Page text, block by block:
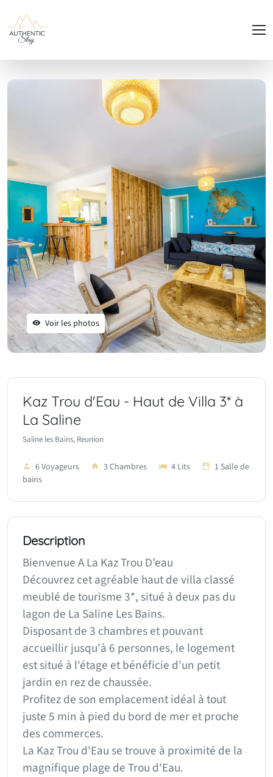
Voir les photos
Kaz Trou d'Eau - Haut de Villa 3* à
La Saline
Saline les Bains, Reunion
6 Voyageurs 3 Chambres 4 Lits
1 Salle de
bains
Description
Bienvenue A La Kaz Trou D’eau
Découvrez cet agréable haut de villa classé
meublé de tourisme 3*, situé à deux pas du
lagon de La Saline Les Bains.
Disposant de 3 chambres et pouvant
accueillir jusqu'à 6 personnes, le logement
est situé à l'étage et bénéficie d'un petit
jardin en rez de chaussée.
Profitez de son emplacement idéal à tout
juste 5 min à pied du bord de mer et proche
des commerces.
La Kaz Trou d'Eau se trouve à proximité de la
magnifique plage de Trou d'Eau.